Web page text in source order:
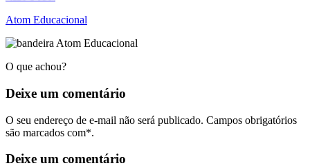
Atom Educacional
O que achou?
Deixe um comentário
O seu endereço de e-mail não será publicado. Campos obrigatórios
são marcados com*.
Deixe um comentário